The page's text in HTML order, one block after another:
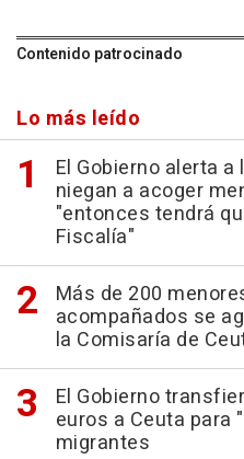
Contenido patrocinado
Lo más leído
El Gobierno alerta a
niegan a acoger
"entonces tendrá
Fiscalía"
Más de 200
acompañados se
la Comisaría de
El Gobierno
euros a Ceuta para
migrantes